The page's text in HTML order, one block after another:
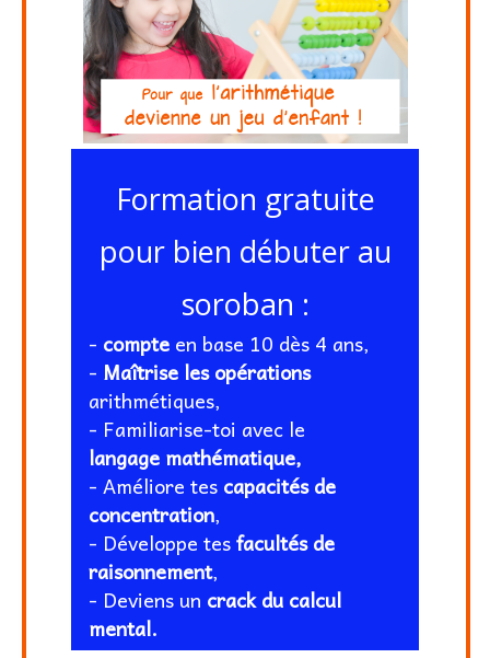
​​Formation gratuite​
pour bien débuter au
soroban :
- ​​compte en base 10 dès 4 ans,
​- Maîtrise les opérations
arithmétiques,
- Familiarise-toi avec le
langage mathématique,
- Améliore tes capacités de
concentration,
- Développe tesfacultés de
raisonnement,
- Deviens un crack du calcul
mental.